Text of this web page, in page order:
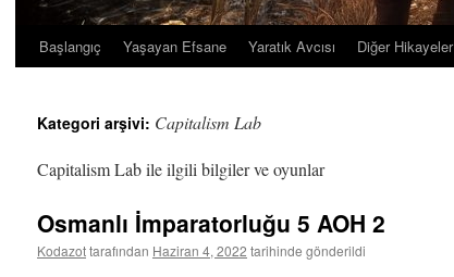
İçeriğe
Başlangıç Yaşayan Efsane Yaratık Avcısı Diğer Hikayeler
Kategori arşivi: Capitalism Lab
Capitalism Lab ile ilgili bilgiler ve oyunlar
Osmanlı İmparatorluğu 5 AOH 2
Kodazottarafından Haziran 4, 2022 tarihinde gönderildi